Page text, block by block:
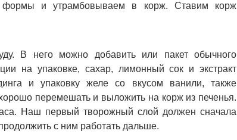
и утрамбовываем в корж. Ставим корж
В него можно добавить или пакет обычного
на упаковке, сахар, лимонный сок и экстракт
и упаковку желе со вкусом ванили, также
перемешать и выложить на корж из печенья.
Наш первый творожный слой должен сначала
с ним работать дальше.